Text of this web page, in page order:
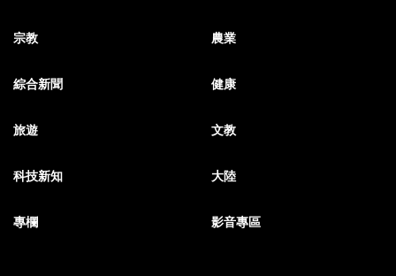
宗教 農業
綜合新聞 健康
旅遊 文教
科技新知 大陸
專欄 影音專區